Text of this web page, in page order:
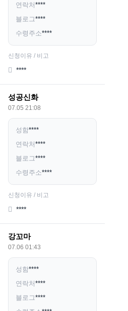
연락처 ****
블로그****
수령주소****
신청이유 / 비고
****
성공신화
07.05 21:08
성함****
연락처 ****
블로그****
수령주소****
신청이유 / 비고
****
강꼬마
07.06 01:43
성함****
연락처 ****
블로그****